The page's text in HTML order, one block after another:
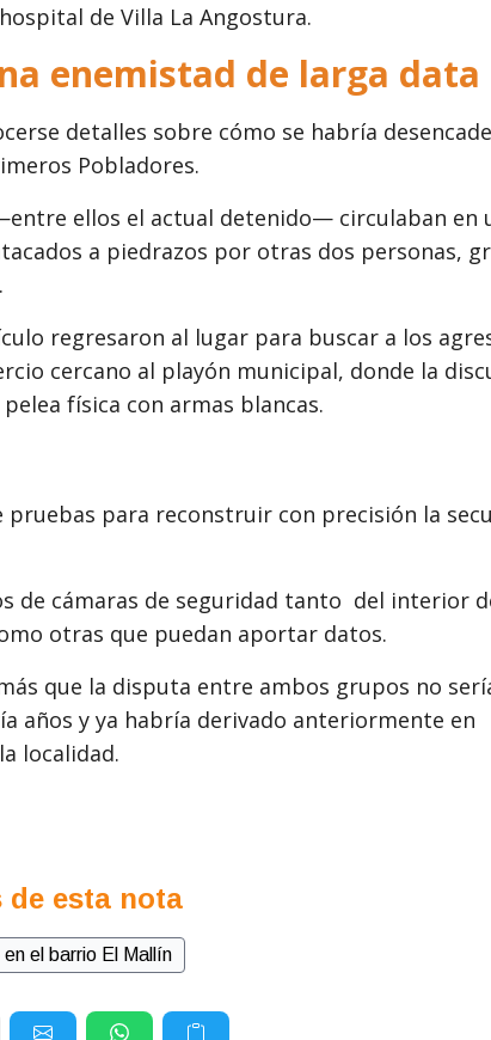
de Villa La Angostura.
enemistad de larga data
detalles sobre cómo se habría
Pobladores.
ellos el actual detenido— circulaban en
a piedrazos por otras dos personas,
regresaron al lugar para buscar a los
cercano al playón municipal, donde la
física con armas blancas.
para reconstruir con precisión la
de cámaras de seguridad tanto del interior
otras que puedan aportar datos.
que la disputa entre ambos grupos no
años y ya habría derivado anteriormente en
localidad.
de esta nota
el barrio El Mallín